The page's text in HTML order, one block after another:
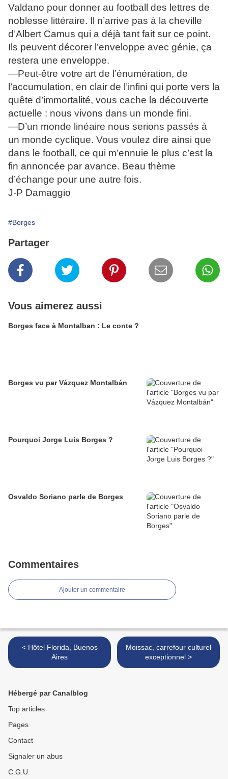
Valdano pour donner au football des lettres de
noblesse littéraire. Il n’arrive pas à la cheville
d’Albert Camus qui a déjà tant fait sur ce point.
Ils peuvent décorer l’enveloppe avec génie, ça
restera une enveloppe.
—Peut-être votre art de l’énumération, de
l’accumulation, en clair de l’infini qui porte vers la
quête d’immortalité, vous cache la découverte
actuelle : nous vivons dans un monde fini.
—D’un monde linéaire nous serions passés à
un monde cyclique. Vous voulez dire ainsi que
dans le football, ce qui m’ennuie le plus c’est la
fin annoncée par avance. Beau thème
d’échange pour une autre fois.
J-P Damaggio
#Borges
Partager
Vous aimerez aussi
Borges face à Montalban : Le conte ?
Borges vu par Vázquez Montalbán
Pourquoi Jorge Luis Borges ?
Osvaldo Soriano parle de Borges
Commentaires
Ajouter un commentaire
< Hôtel Florida, Buenos
Aires
Moissac, carrefour culturel
exceptionnel >
Hébergé par Canalblog
Top articles
Pages
Contact
Signaler un abus
C.G.U.